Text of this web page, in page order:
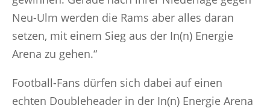
Neu-Ulm werden die Rams aber alles daran
setzen, mit einem Sieg aus der In(n) Energie
Arena zu gehen.“
Football-Fans dürfen sich dabei auf einen
echten Doubleheader in der In(n) Energie Arena